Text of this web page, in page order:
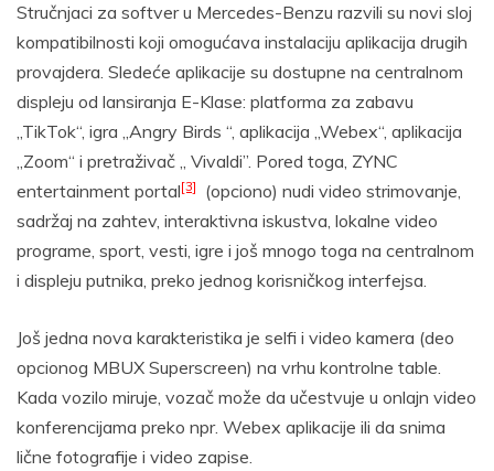
Stručnjaci za softver u Mercedes-Benzu razvili su novi sloj
kompatibilnosti koji omogućava instalaciju aplikacija drugih
provajdera. Sledeće aplikacije su dostupne na centralnom
displeju od lansiranja E-Klase: platforma za zabavu
„TikTok“, igra „Angry Birds “, aplikacija „Webex“, aplikacija
„Zoom“ i pretraživač „ Vivaldi”. Pored toga, ZYNC
entertainment portal[3]
(opciono) nudi video strimovanje,
sadržaj na zahtev, interaktivna iskustva, lokalne video
programe, sport, vesti, igre i još mnogo toga na centralnom
i displeju putnika, preko jednog korisničkog interfejsa.
Još jedna nova karakteristika je selfi i video kamera (deo
opcionog MBUX Superscreen) na vrhu kontrolne table.
Kada vozilo miruje, vozač može da učestvuje u onlajn video
konferencijama preko npr. Webex aplikacije ili da snima
lične fotografije i video zapise.